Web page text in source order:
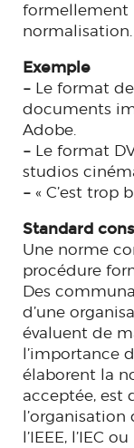
formellement
normalisation.
Exemple
– Le format
documents
Adobe.
– Le format
studios
– « C’est trop
Standard
Une norme
procédure
Des
d’une
évaluent de
l’importance
élaborent la
acceptée, est
l’organisation
l’IEEE, l’IEC